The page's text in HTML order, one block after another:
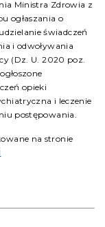
Ministra Zdrowia z
ogłaszania o
świadczeń
i odwoływania
(Dz. U. 2020 poz.
opieki
i leczenie
postępowania.
na stronie